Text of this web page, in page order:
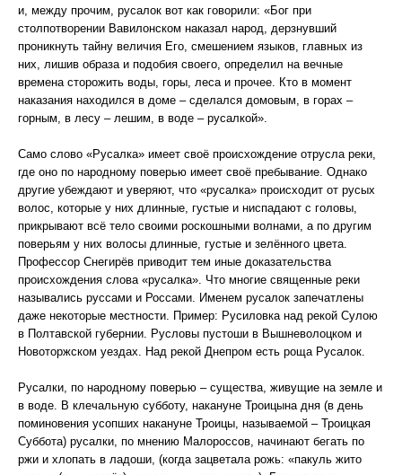
и, между прочим, русалок вот как говорили: «Бог при
столпотворении Вавилонском наказал народ, дерзнувший
проникнуть тайну величия Его, смешением языков, главных из
них, лишив образа и подобия своего, определил на вечные
времена сторожить воды, горы, леса и прочее. Кто в момент
наказания находился в доме – сделался домовым, в горах –
горным, в лесу – лешим, в воде – русалкой».
Само слово «Русалка» имеет своё происхождение отрусла реки,
где оно по народному поверью имеет своё пребывание. Однако
другие убеждают и уверяют, что «русалка» происходит от русых
волос, которые у них длинные, густые и ниспадают с головы,
прикрывают всё тело своими роскошными волнами, а по другим
поверьям у них волосы длинные, густые и зелённого цвета.
Профессор Снегирёв приводит тем иные доказательства
происхождения слова «русалка». Что многие священные реки
назывались руссами и Россами. Именем русалок запечатлены
даже некоторые местности. Пример: Русиловка над рекой Сулою
в Полтавской губернии. Русловы пустоши в Вышневолоцком и
Новоторжском уездах. Над рекой Днепром есть роща Русалок.
Русалки, по народному поверью – существа, живущие на земле и
в воде. В клечальную субботу, накануне Троицына дня (в день
поминовения усопших накануне Троицы, называемой – Троицкая
Суббота) русалки, по мнению Малороссов, начинают бегать по
ржи и хлопать в ладоши, (когда зацветала рожь: «пакуль жито